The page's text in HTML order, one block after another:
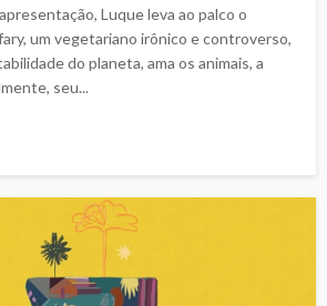
Luque leva ao palco o
um vegetariano irônico e controverso,
do planeta, ama os animais, a
seu...